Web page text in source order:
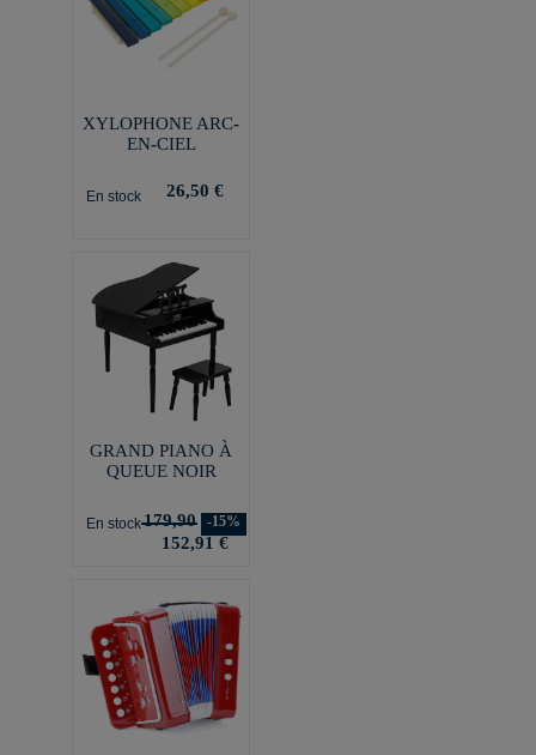
XYLOPHONE ARC-
EN-CIEL
En stock 26,50 €
GRAND PIANO À
QUEUE NOIR
En stock179,90 -15%
152,91 €